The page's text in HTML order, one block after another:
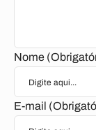
Nome
E-mail